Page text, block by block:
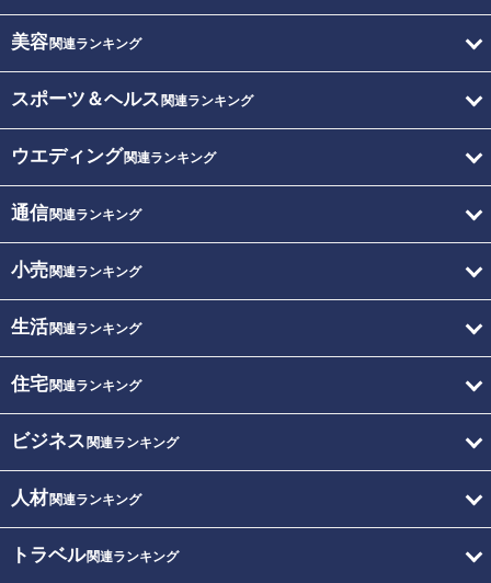
美容関連ランキング
スポーツ＆ヘルス 関連ランキング
ウエディング関連ランキング
通信関連ランキング
小売関連ランキング
生活関連ランキング
住宅関連ランキング
ビジネス 関連ランキング
人材関連ランキング
トラベル関連ランキング